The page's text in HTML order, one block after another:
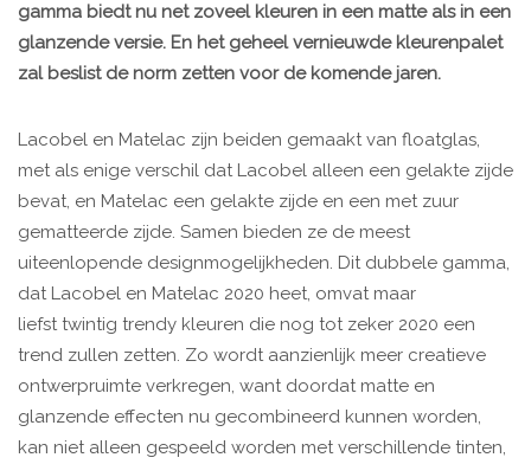
gamma biedt nu net zoveel kleuren in een matte als in een
glanzende versie. En het geheel vernieuwde kleurenpalet
zal beslist de norm zetten voor de komende jaren.
Lacobel en Matelac zijn beiden gemaakt van floatglas,
met als enige verschil dat Lacobel alleen een gelakte zijde
bevat, en Matelac een gelakte zijde en een met zuur
gematteerde zijde. Samen bieden ze de meest
uiteenlopende designmogelijkheden. Dit dubbele gamma,
dat Lacobel en Matelac 2020 heet, omvat maar
liefst twintig trendy kleuren die nog tot zeker 2020 een
trend zullen zetten. Zo wordt aanzienlijk meer creatieve
ontwerpruimte verkregen, want doordat matte en
glanzende effecten nu gecombineerd kunnen worden,
kan niet alleen gespeeld worden met verschillende tinten,